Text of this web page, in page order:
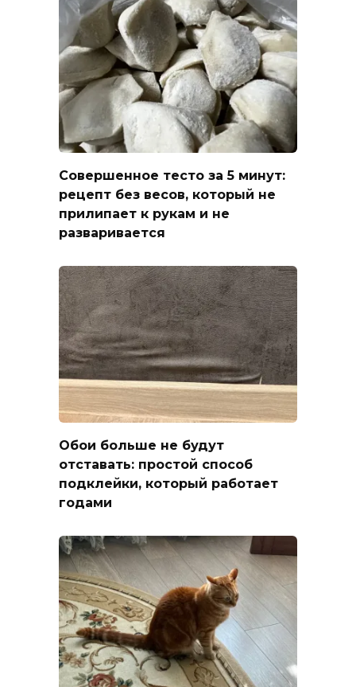
Совершенное тесто за 5 минут:
рецепт без весов, который не
прилипает к рукам и не
разваривается
Обои больше не будут
отставать: простой способ
подклейки, который работает
годами